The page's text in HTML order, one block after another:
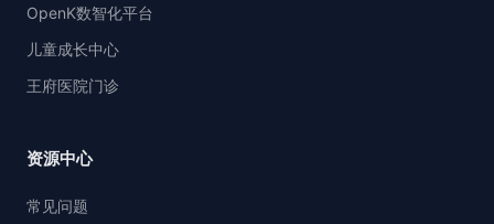
OpenK数智化平台
儿童成长中心
王府医院门诊
资源中心
常见问题